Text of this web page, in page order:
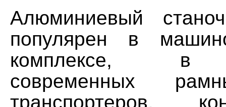
Алюминиевый
популярен в
комплексе, в
современных
транспортеров,